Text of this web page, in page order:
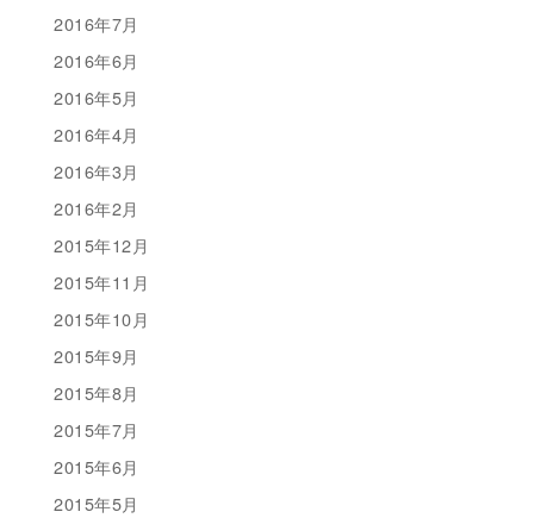
2016年7月
2016年6月
2016年5月
2016年4月
2016年3月
2016年2月
2015年12月
2015年11月
2015年10月
2015年9月
2015年8月
2015年7月
2015年6月
2015年5月